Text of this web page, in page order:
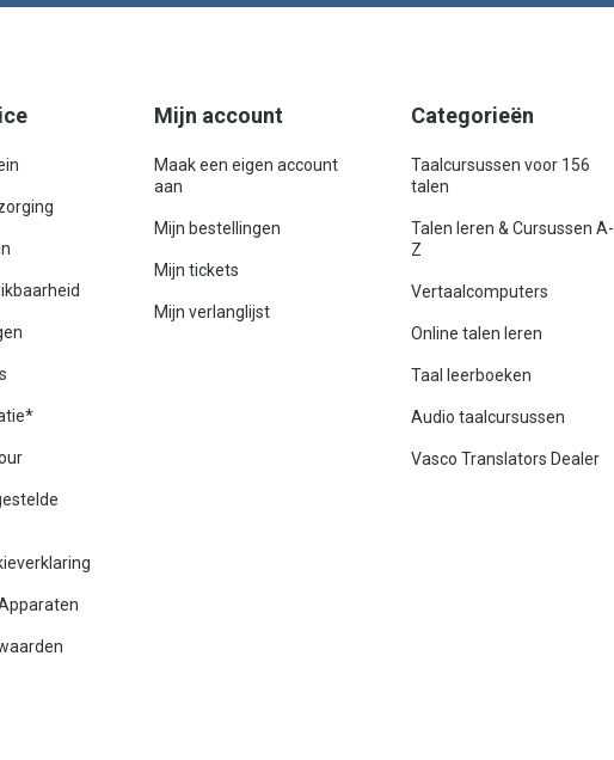
Mijn account
Maak een eigen account
aan
Mijn bestellingen
Mijn tickets
Mijn verlanglijst
Categorieën
Taalcursussen voor 156
talen
Talen leren & Cursussen A-
Z
Vertaalcomputers
Online talen leren
Taal leerboeken
Audio taalcursussen
Vasco Translators Dealer